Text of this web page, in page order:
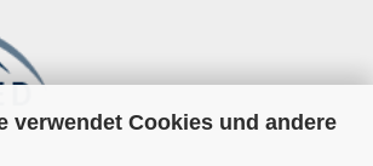
verwendet Cookies und andere